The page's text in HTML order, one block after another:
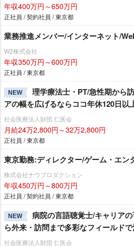
年収400万円～650万円
正社員 / 契約社員 / 東京都
業務推進メンバー/インターネット/
W2株式会社
年収350万円～600万円
正社員 / 東京都
NEW
理学療法士・PT/急性期から
アの幅を広げるならココ年休120日以
社会医療法人財団 仁医会
月給24万2,800円～32万2,800円
正社員 / 東京都
東京勤務:ディレクター/ゲーム・エン
株式会社ナウプロダクション
年収450万円～800万円
正社員 / 契約社員 / 東京都
NEW
病院の言語聴覚士/キャリア
ら外来・訪問まで多彩なフィールド
社会医療法人財団 仁医会